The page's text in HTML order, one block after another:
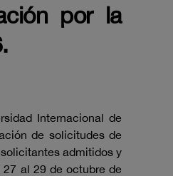
por la
Internacional de
de solicitudes de
admitidos y
al 29 de octubre de